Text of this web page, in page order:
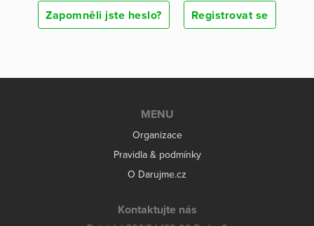
Zapomněli jste heslo? Registrovat se
MENU
Organizace
Pravidla & podmínky
O Darujme.cz
Kontaktujte nás